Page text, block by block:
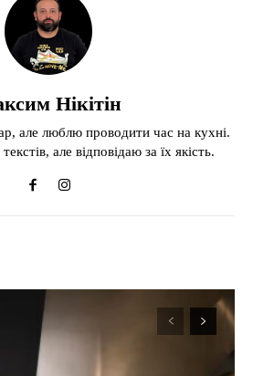
Нікітін
але люблю проводити час на кухні.
але відповідаю за їх якість.